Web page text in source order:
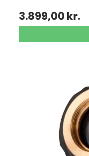
3.899,00 kr.